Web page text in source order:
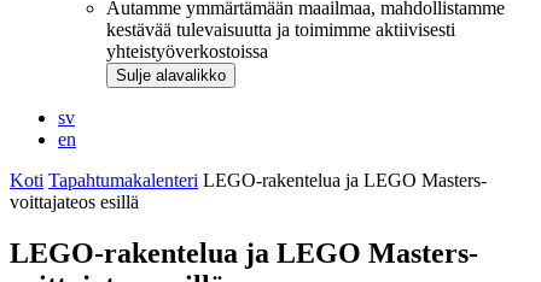
Autamme ymmärtämään maailmaa, mahdollistamme
kestävää tulevaisuutta ja toimimme aktiivisesti
yhteistyöverkostoissa
Sulje alavalikko
sv
en
Koti Tapahtumakalenteri LEGO-rakentelua ja LEGO Masters-
voittajateos esillä
LEGO-rakentelua ja LEGO Masters-